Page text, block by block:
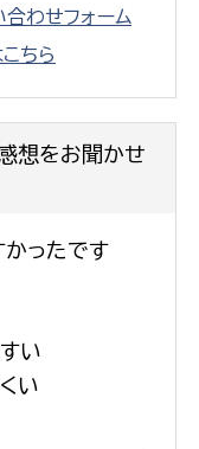
わせフォーム
ちら
想をお聞かせ
かったです
い
い